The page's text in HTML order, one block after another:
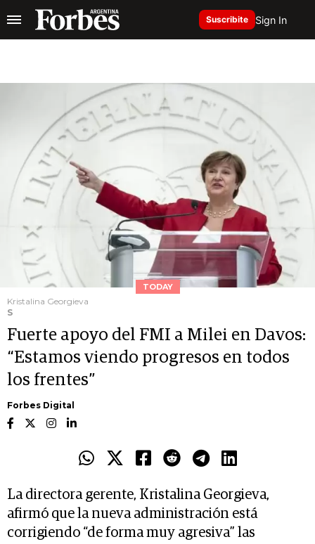
Suscribite Sign In
TODAY
Kristalina Georgieva
S
Fuerte apoyo del FMI a Milei en Davos:
“Estamos viendo progresos en todos
los frentes”
Forbes Digital
La directora gerente, Kristalina Georgieva,
afirmó que la nueva administración está
corrigiendo “de forma muy agresiva” las